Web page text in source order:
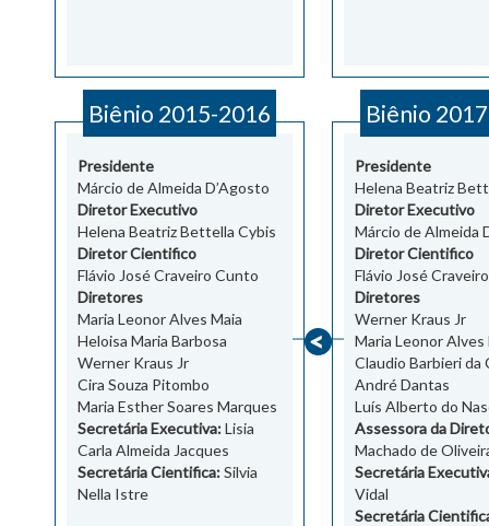
Biênio
Presidente
Helena Beatriz
Diretor Executivo
Márcio de Almeida
Diretor Cientifico
Flávio José
Diretores
Werner Kraus Jr
Maria Leonor Alves
Claudio Barbieri da
André Dantas
Luís Alberto do
Assessora da
Machado de
Secretária
Vidal
Secretária
Biênio 2015-2016
Presidente
Márcio de Almeida D’Agosto
Diretor Executivo
Helena Beatriz Bettella Cybis
Diretor Cientifico
Flávio José Craveiro Cunto
Diretores
Maria Leonor Alves Maia
Heloisa Maria Barbosa
Werner Kraus Jr
Cira Souza Pitombo
Maria Esther Soares Marques
Secretária Executiva:Lisia
Carla Almeida Jacques
Secretária Cientifica:Silvia
Nella Istre